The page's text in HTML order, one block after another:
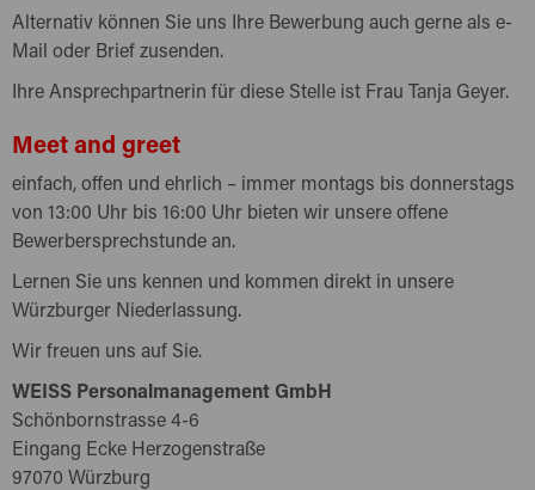
Alternativ können Sie uns Ihre Bewerbung auch gerne als e-
Mail oder Brief zusenden.
Ihre Ansprechpartnerin für diese Stelle ist Frau Tanja Geyer.
Meet and greet
einfach, offen und ehrlich – immer montags bis donnerstags
von 13:00 Uhr bis 16:00 Uhr bieten wir unsere offene
Bewerbersprechstunde an.
Lernen Sie uns kennen und kommen direkt in unsere
Würzburger Niederlassung.
Wir freuen uns auf Sie.
WEISS Personalmanagement GmbH
Schönbornstrasse 4-6
Eingang Ecke Herzogenstraße
97070 Würzburg